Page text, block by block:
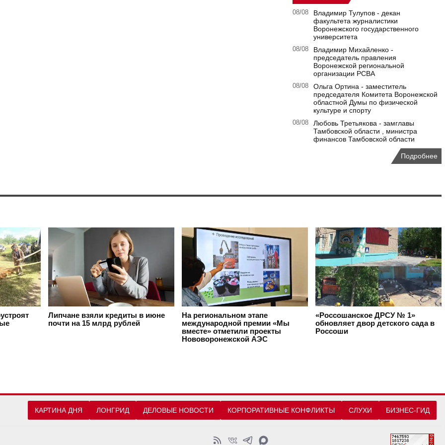
08/08
Владимир Тулупов - декан
факультета журналистики
Воронежского государственного
университета
08/08
Владимир Михайленко -
председатель правления
Воронежской региональной
организации РСВА
08/08
Ольга Ортина - заместитель
председателя Комитета Воронежской
областной Думы по физической
культуре и спорту
08/08
Любовь Третьякова - замглавы
Тамбовской области , министра
финансов Тамбовской области
Подробнее
Липчане взяли кредиты в июне
почти на 15 млрд рублей
На региональном этапе
международной премии «Мы
вместе» отметили проекты
Нововоронежской АЭС
«Россошанское ДРСУ № 1»
обновляет двор детского сада в
Россоши
КАРТИНА ДНЯ ЛОНГРИД ДЕЛОВЫЕ НОВОСТИ КОРПОРАТИВНЫЕ КОНФЛИКТЫ СЛУХИ БИЗНЕС-ГИД